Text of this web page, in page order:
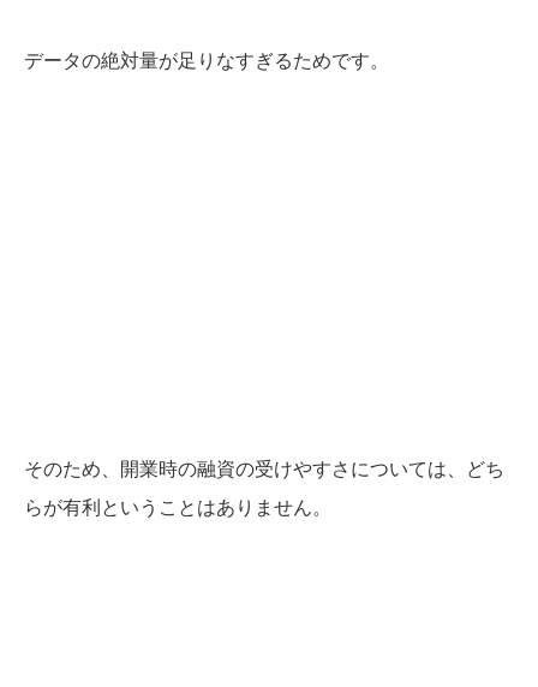
データの絶対量が足りなすぎるためです。
そのため、開業時の融資の受けやすさについては、どち
らが有利ということはありません。